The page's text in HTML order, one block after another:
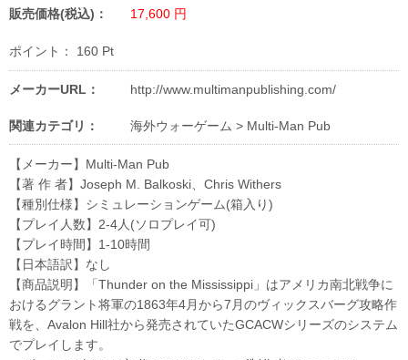
販売価格(税込)： 17,600 円
ポイント： 160 Pt
メーカーURL： http://www.multimanpublishing.com/
関連カテゴリ： 海外ウォーゲーム > Multi-Man Pub
【メーカー】Multi-Man Pub
【著 作 者】Joseph M. Balkoski、Chris Withers
【種別仕様】シミュレーションゲーム(箱入り)
【プレイ人数】2-4人(ソロプレイ可)
【プレイ時間】1-10時間
【日本語訳】なし
【商品説明】「Thunder on the Mississippi」はアメリカ南北戦争に
おけるグラント将軍の1863年4月から7月のヴィックスバーグ攻略作
戦を、Avalon Hill社から発売されていたGCACWシリーズのシステム
でプレイします。